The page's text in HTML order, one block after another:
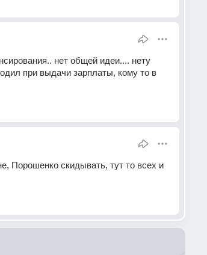
нет общей идеи.... нету
при выдачи зарплаты, кому то в
Порошенко скидывать, тут то всех и